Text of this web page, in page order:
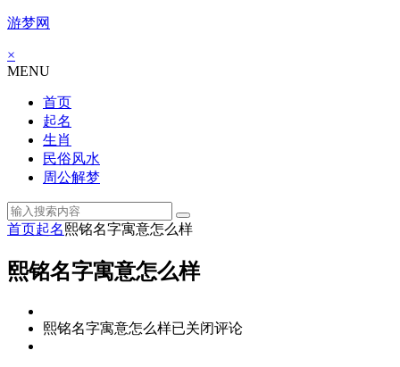
游梦网
×
MENU
首页
起名
生肖
民俗风水
周公解梦
首页起名熙铭名字寓意怎么样
熙铭名字寓意怎么样
熙铭名字寓意怎么样已关闭评论